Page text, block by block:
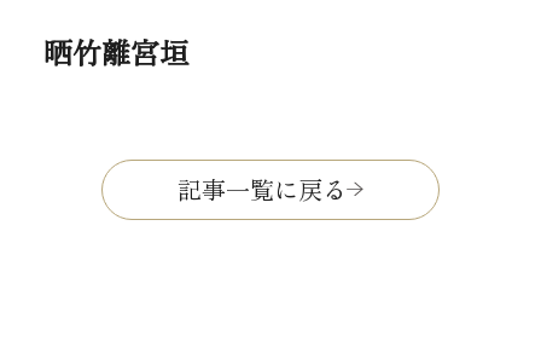
晒竹離宮垣
記事一覧に戻る